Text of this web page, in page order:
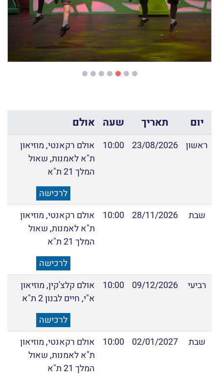
יום תאריך שעה אולם
ראשון 23/08/2026
10:00
אולם רקאנטי, מוזיאון
ת"א לאמנות, שאול
המלך 21 ת"א
לרכישה
שבת
28/11/2026
10:00
אולם רקאנטי, מוזיאון
ת"א לאמנות, שאול
המלך 21 ת"א
לרכישה
רביעי
09/12/2026
10:00
אולם קלצ'קין, מוזיאון
א"י, חיים לבנון 2 ת"א
לרכישה
שבת
02/01/2027
10:00
אולם רקאנטי, מוזיאון
ת"א לאמנות, שאול
המלך 21 ת"א